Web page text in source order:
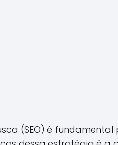
(SEO) é fundamental